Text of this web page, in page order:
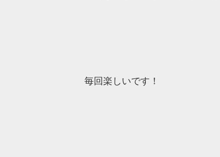
毎回楽しいです！